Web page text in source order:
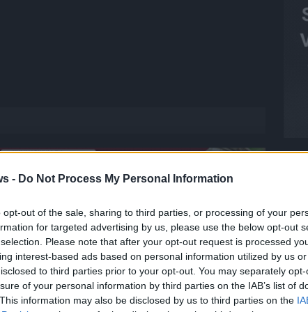
- Do Not Process My Personal Information
opt-out of the sale, sharing to third parties, or processing of your
for targeted advertising by us, please use the below opt-out
Please note that after your opt-out request is processed
interest-based ads based on personal information utilized by us
to third parties prior to your opt-out. You may separately
of your personal information by third parties on the IAB’s list of
information may also be disclosed by us to third parties on the
Streams, die spannendsten Videos und alles, was du
musst. Ob News, Unterhaltung oder Specials – wir
auf den Screen, live oder on-demand. Unsere